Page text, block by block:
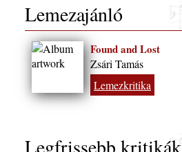
Lemezajánló
Found and Lost
Zsári Tamás
Lemezkritika
Legfrissebb kritikák